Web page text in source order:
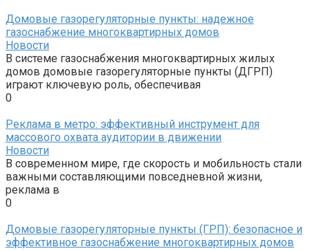
Домовые газорегуляторные пункты: надежное
газоснабжение многоквартирных домов
Новости
В системе газоснабжения многоквартирных жилых
домов домовые газорегуляторные пункты (ДГРП)
играют ключевую роль, обеспечивая
0
Реклама в метро: эффективный инструмент для
массового охвата аудитории в движении
Новости
В современном мире, где скорость и мобильность стали
важными составляющими повседневной жизни,
реклама в
0
Домовые газорегуляторные пункты (ГРП): безопасное и
эффективное газоснабжение многоквартирных домов